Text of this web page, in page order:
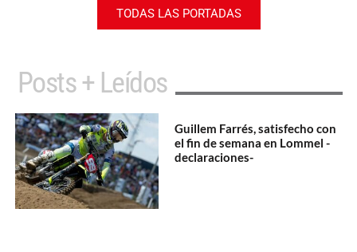
TODAS LAS PORTADAS
Posts + Leídos
Guillem Farrés, satisfecho con
el fin de semana en Lommel -
declaraciones-